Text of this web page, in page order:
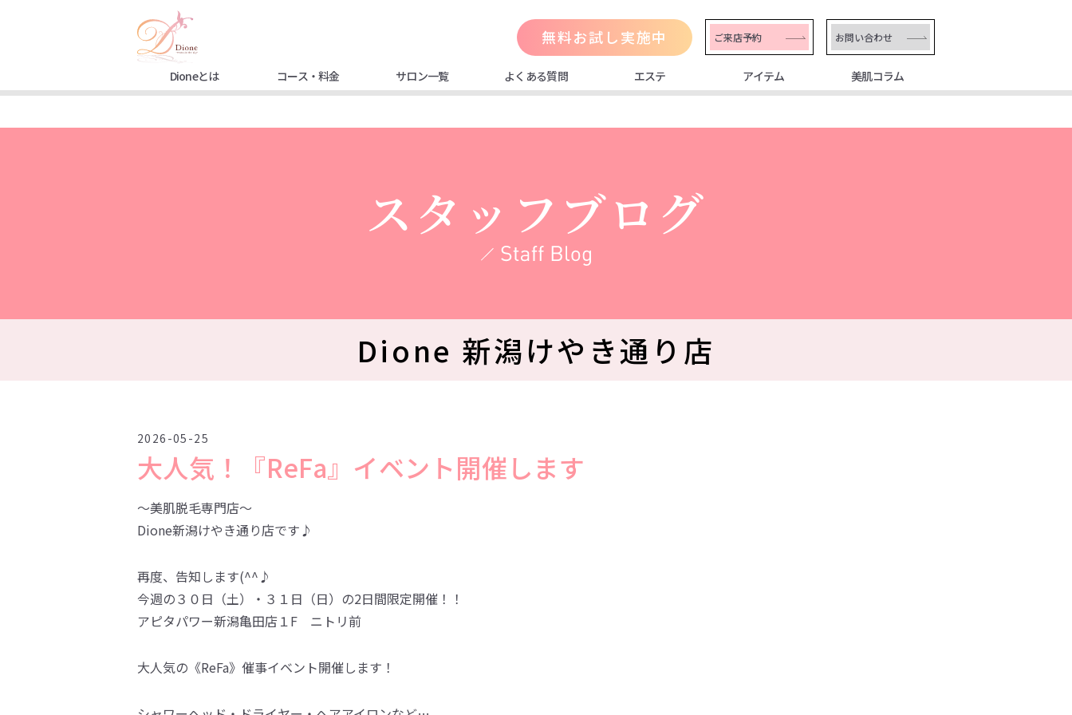
無料お試し実施中 ご来店予約 お問い合わせ
Dioneとは コース・料金 サロン一覧 よくある質問 エステ アイテム 美肌コラム
スタッフブログ
Dione 新潟けやき通り店
2026-05-25
大人気！『ReFa』イベント開催します
～美肌脱毛専門店～
Dione新潟けやき通り店です♪
再度、告知します(^^♪
今週の３０日（土）・３１日（日）の2日間限定開催！！
アピタパワー新潟亀田店１F ニトリ前
大人気の《ReFa》催事イベント開催します！